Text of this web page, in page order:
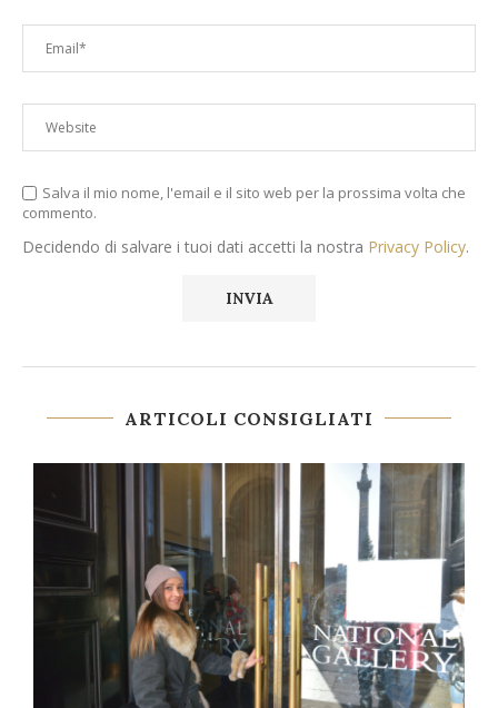
Salva il mio nome, l'email e il sito web per la prossima volta che
commento.
Decidendo di salvare i tuoi dati accetti la nostra Privacy Policy.
ARTICOLI CONSIGLIATI